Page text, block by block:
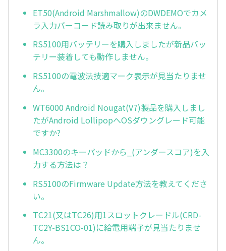
ET50(Android Marshmallow)のDWDEMOでカメ
ラ入力バーコード読み取りが出来ません。
RS5100用バッテリーを購入しましたが新品バッ
テリー装着しても動作しません。
RS5100の電波法技適マーク表示が見当たりませ
ん。
WT6000 Android Nougat(V7)製品を購入しまし
たがAndroid LollipopへOSダウングレード可能
ですか?
MC3300のキーパッドから_(アンダースコア)を入
力する方法は？
RS5100のFirmware Update方法を教えてくださ
い。
TC21(又はTC26)用1スロットクレードル(CRD-
TC2Y-BS1CO-01)に給電用端子が見当たりませ
ん。